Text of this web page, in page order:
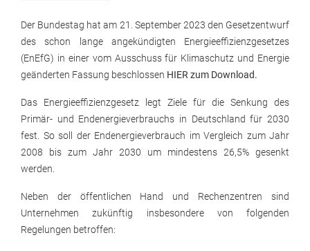
Der Bundestag hat am 21. September 2023 den Gesetzentwurf
des schon lange angekündigten Energieeffizienzgesetzes
(EnEfG) in einer vom Ausschuss für Klimaschutz und Energie
geänderten Fassung beschlossen HIER zum Download.
Das Energieeffizienzgesetz legt Ziele für die Senkung des
Primär- und Endenergieverbrauchs in Deutschland für 2030
fest. So soll der Endenergieverbrauch im Vergleich zum Jahr
2008 bis zum Jahr 2030 um mindestens 26,5% gesenkt
werden.
Neben der öffentlichen Hand und Rechenzentren sind
Unternehmen zukünftig insbesondere von folgenden
Regelungen betroffen: